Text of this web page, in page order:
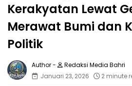
Kerakyatan Lewat
Merawat Bumi dan
Politik
Redaksi Media Bahri
Januari 23, 2026
2 minute